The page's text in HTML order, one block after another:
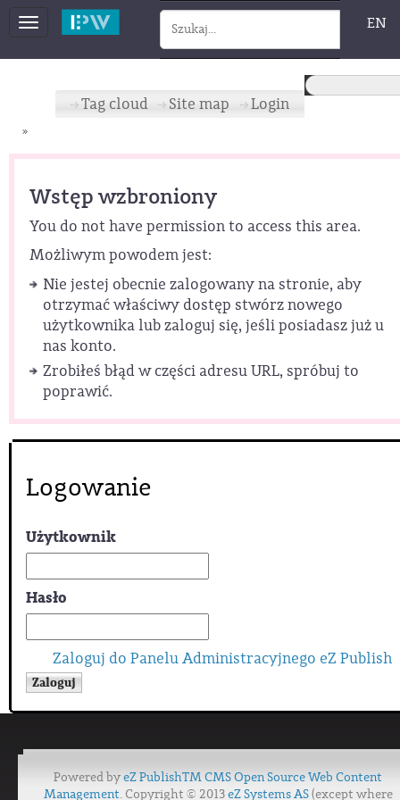
Toggle
EN
Tag cloud Site map Login
»
Wstęp wzbroniony
You do not have permission to access this area.
Możliwym powodem jest:
Nie jestej obecnie zalogowany na stronie, aby
otrzymać właściwy dostęp stwórz nowego
użytkownika lub zaloguj się, jeśli posiadasz już u
nas konto.
Zrobiłeś błąd w części adresu URL, spróbuj to
poprawić.
Logowanie
Użytkownik
Hasło
Zaloguj do Panelu Administracyjnego eZ Publish
Powered byeZ Publish™ CMS Open Source Web Content
Management. Copyright © 2013eZ Systems AS(except where